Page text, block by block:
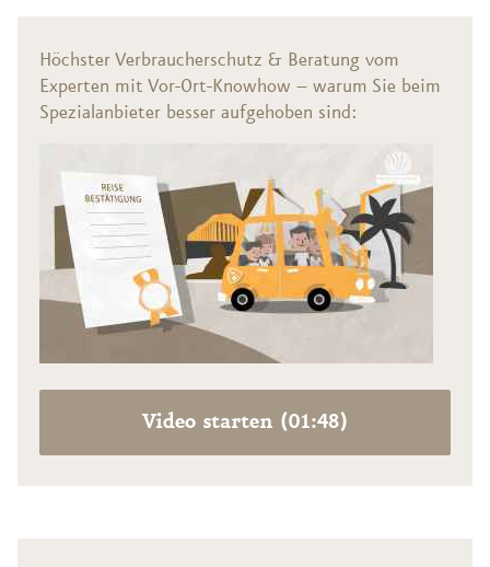
Höchster Verbraucherschutz & Beratung vom
Experten mit Vor-Ort-Knowhow – warum Sie beim
Spezialanbieter besser aufgehoben sind:
Video starten (01:48)